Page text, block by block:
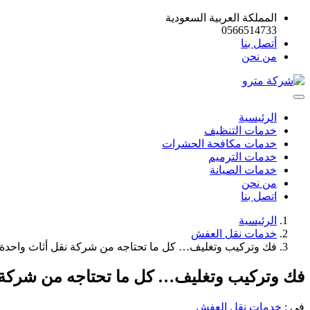
المملكة العربية السعودية
0566514733
أتصل بنا
من نحن
الرئيسية
خدمات التنظيف
خدمات مكافحة الحشرات
خدمات الترميم
خدمات الصيانة
من نحن
اتصل بنا
الرئيسية
خدمات نقل العفش
فك وتركيب وتغليف… كل ما تحتاجه من شركة نقل أثاث واحدة
فك وتركيب وتغليف… كل ما تحتاجه من
في : خدمات نقل العفش